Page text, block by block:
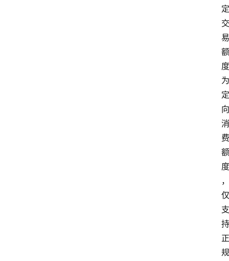
定
交
易
额
度
为
定
向
消
费
额
度
，
仅
支
持
正
规